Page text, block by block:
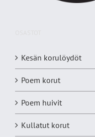
Kesän korulöydöt
Poem korut
Poem huivit
Kullatut korut